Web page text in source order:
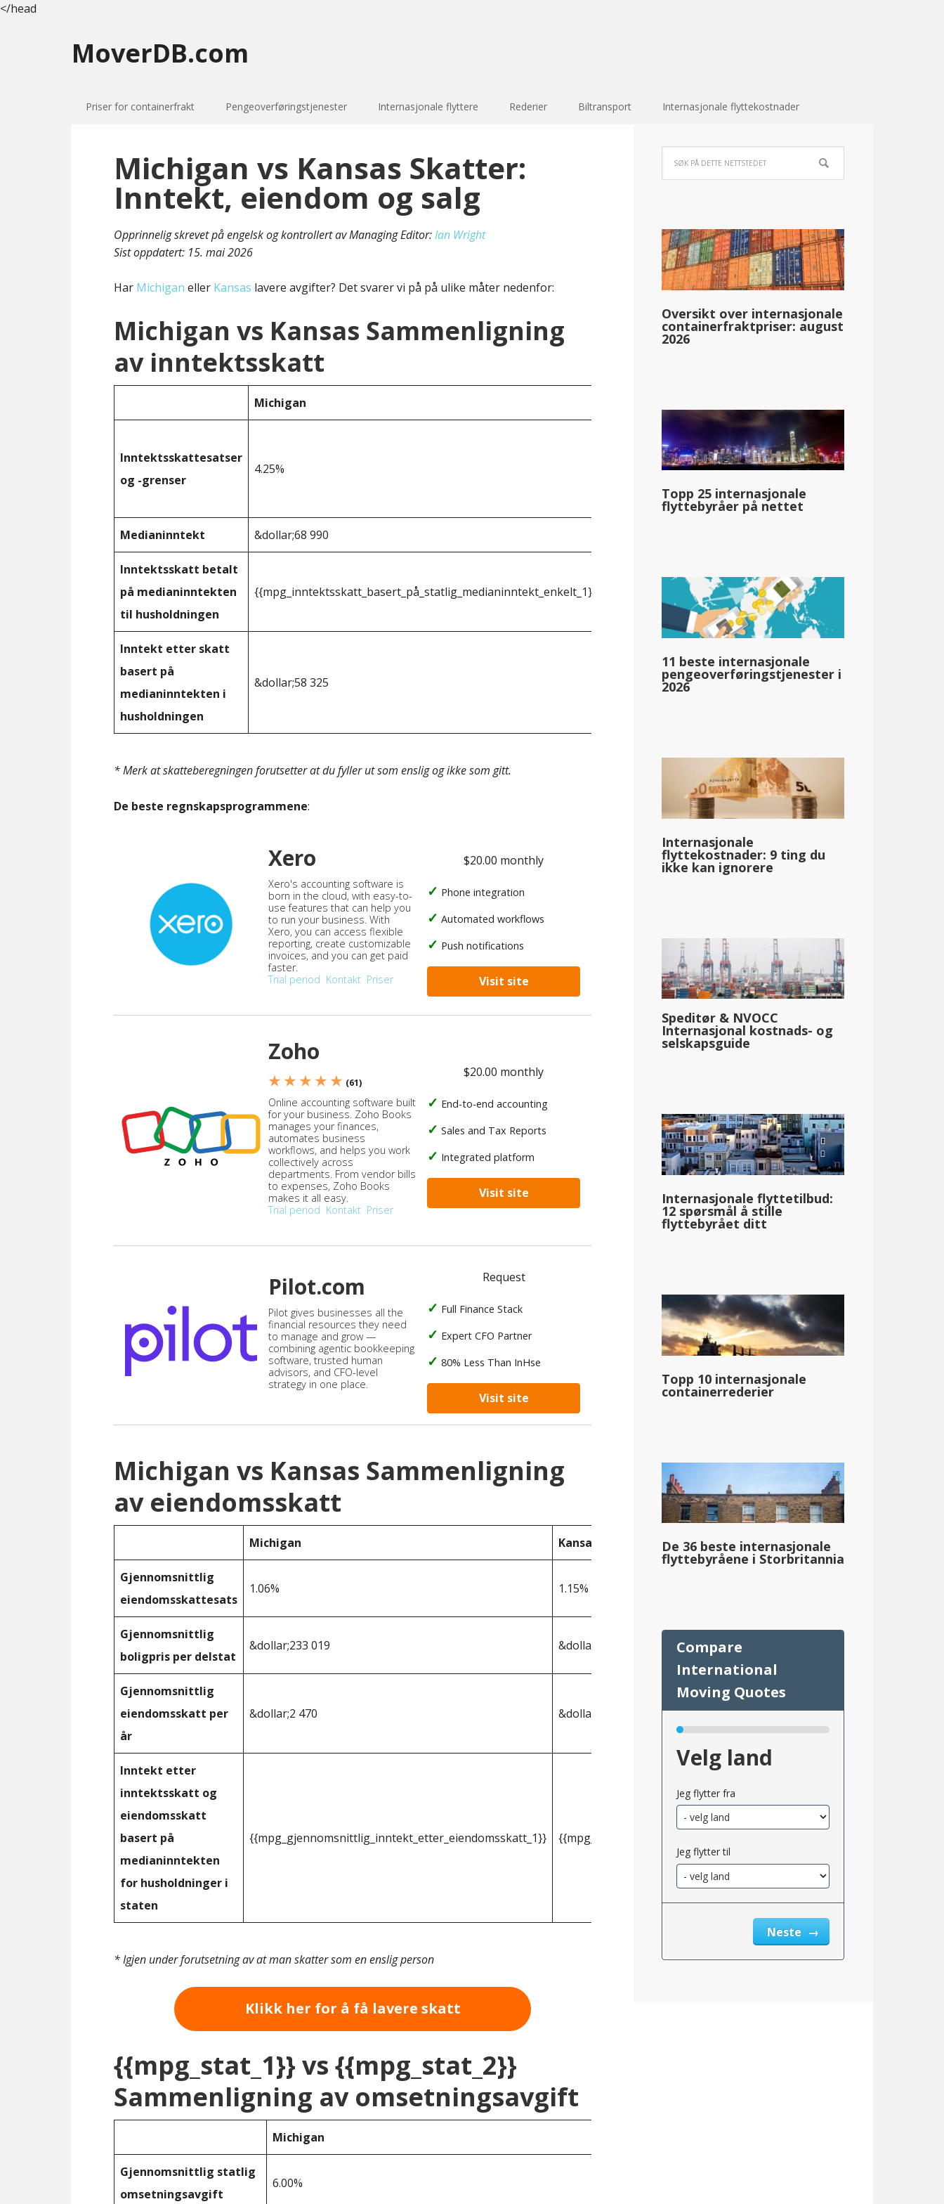
</head
MoverDB.com
Priser for containerfrakt Pengeoverføringstjenester Internasjonale flyttere Rederier Biltransport Internasjonale flyttekostnader
Michigan vs Kansas Skatter:
Inntekt, eiendom og salg
Opprinnelig skrevet på engelsk og kontrollert av Managing Editor:Ian Wright
Sist oppdatert: 15. mai 2026
Har Michigan eller Kansas lavere avgifter? Det svarer vi på på ulike måter nedenfor:
Michigan vs Kansas Sammenligning
av inntektsskatt
Michigan
Inntektsskattesatser
og -grenser
4.25%
3.10%: &dollar;0-&dollar;15,000
5.25%: &dollar;15,001-&dollar;30,000
Medianinntekt &dollar;68 990
Inntektsskatt betalt
på medianinntekten
til husholdningen
{{mpg_inntektsskatt_basert_på_statlig_medianinntekt_enkelt_1}}
Inntekt etter skatt
basert på
medianinntekten i
husholdningen
&dollar;58 325 60 825 dollar
* Merk at skatteberegningen forutsetter at du fyller ut som enslig og ikke som gitt.
De beste regnskapsprogrammene:
Xero
Xero's accounting software is
born in the cloud, with easy-to-
use features that can help you
to run your business. With
Xero, you can access flexible
reporting, create customizable
invoices, and you can get paid
faster.
Trial period Kontakt Priser
$20.00 monthly
Phone integration
Automated workflows
Push notifications
Visit site
Zoho
★ ★ ★ ★ ★ (61)
Online accounting software built
for your business. Zoho Books
manages your finances,
automates business
workflows, and helps you work
collectively across
departments. From vendor bills
to expenses, Zoho Books
makes it all easy.
Trial period Kontakt Priser
$20.00 monthly
End-to-end accounting
Sales and Tax Reports
Integrated platform
Visit site
Pilot.com
Pilot gives businesses all the
financial resources they need
to manage and grow —
combining agentic bookkeeping
software, trusted human
advisors, and CFO-level
strategy in one place.
Request
Full Finance Stack
Expert CFO Partner
80% Less Than InHse
Visit site
Michigan vs Kansas Sammenligning
av eiendomsskatt
Michigan Kansas
Gjennomsnittlig
eiendomsskattesats
1.06% 1.15%
Gjennomsnittlig
boligpris per delstat
&dollar;233 019 &dollar;216,131
Gjennomsnittlig
eiendomsskatt per
år
&dollar;2 470 &dollar;2 486
Inntekt etter
inntektsskatt og
eiendomsskatt
basert på
medianinntekten
for husholdninger i
staten
{{mpg_gjennomsnittlig_inntekt_etter_eiendomsskatt_1}} {{mpg_gjennomsnittlig_inntekt_etter_eiendomsskatt_2}}
* Igjen under forutsetning av at man skatter som en enslig person
Klikk her for å få lavere skatt
{{mpg_stat_1}} vs {{mpg_stat_2}}
Sammenligning av omsetningsavgift
Michigan
Gjennomsnittlig statlig
omsetningsavgift
6.00%
Oversikt over internasjonale
containerfraktpriser: august
2026
Topp 25 internasjonale
flyttebyråer på nettet
11 beste internasjonale
pengeoverføringstjenester i
2026
Internasjonale
flyttekostnader: 9 ting du
ikke kan ignorere
Speditør & NVOCC
Internasjonal kostnads- og
selskapsguide
Internasjonale flyttetilbud:
12 spørsmål å stille
flyttebyrået ditt
Topp 10 internasjonale
containerrederier
De 36 beste internasjonale
flyttebyråene i Storbritannia
Velg land
Jeg flytter fra
Jeg flytter til
Neste